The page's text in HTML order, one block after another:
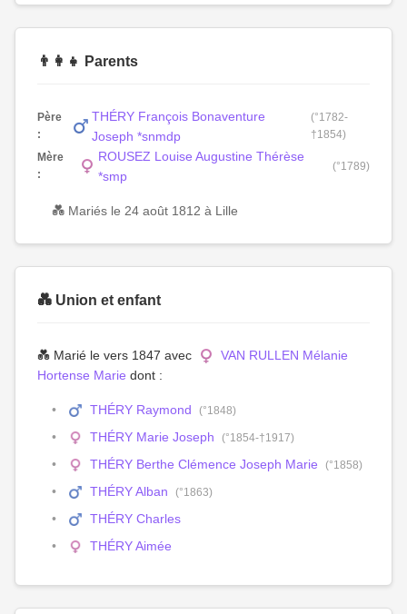
👨‍👩‍👧 Parents
Père
:
THÉRY François Bonaventure
Joseph *snmdp
(°1782-
†1854)
Mère
:
ROUSEZ Louise Augustine Thérèse
*smp
(°1789)
💑 Mariés le 24 août 1812 à Lille
💑 Union et enfant
💑 Marié le vers 1847 avec
VAN RULLEN Mélanie
Hortense Marie dont :
THÉRY Raymond (°1848)
THÉRY Marie Joseph (°1854-†1917)
THÉRY Berthe Clémence Joseph Marie (°1858)
THÉRY Alban (°1863)
THÉRY Charles
THÉRY Aimée